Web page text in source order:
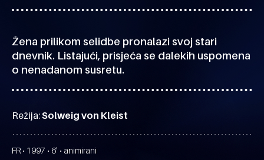
Žena prilikom selidbe pronalazi svoj stari
dnevnik. Listajući, prisjeća se dalekih uspomena
o nenadanom susretu.
Režija:Solweig von Kleist
FR • 1997 • 6' • animirani